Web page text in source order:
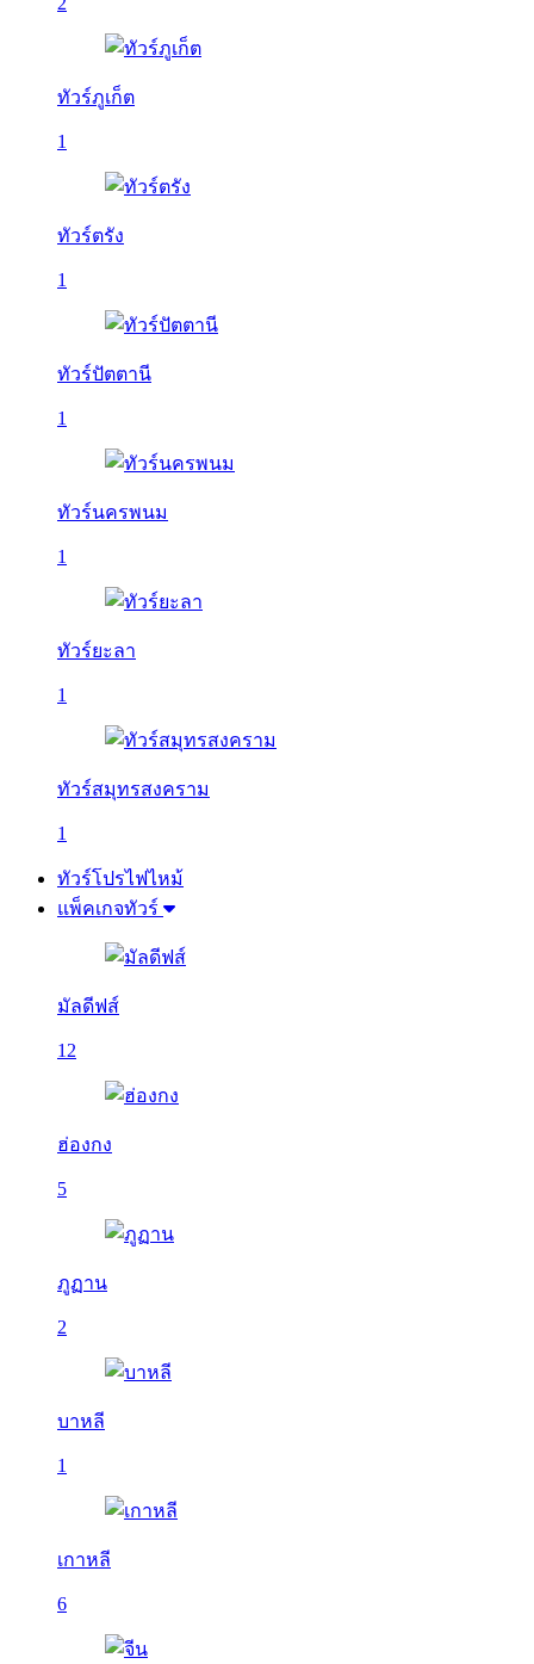
ทัวร์ภูเก็ต
1
ทัวร์ตรัง
1
ทัวร์ปัตตานี
1
ทัวร์นครพนม
1
ทัวร์ยะลา
1
ทัวร์สมุทรสงคราม
1
ทัวร์โปรไฟไหม้
แพ็คเกจทัวร์
มัลดีฟส์
12
ฮ่องกง
5
ภูฏาน
2
บาหลี
1
เกาหลี
6